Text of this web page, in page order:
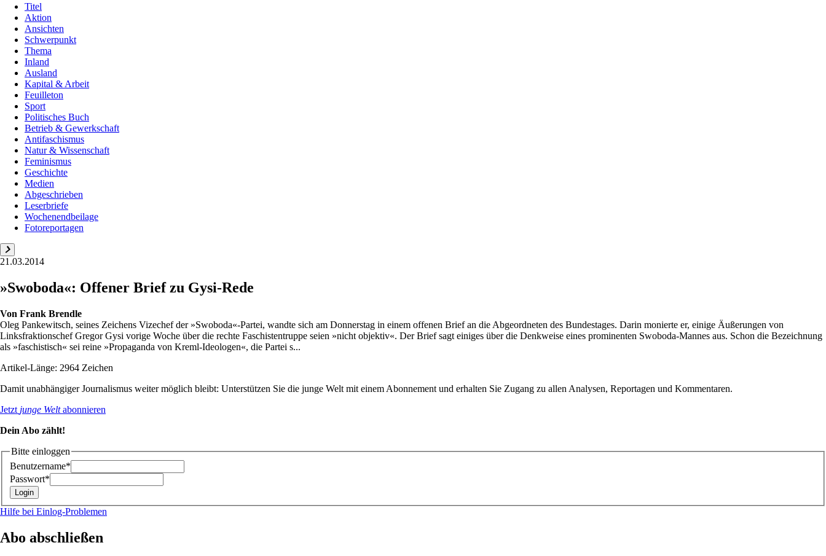
Titel
Aktion
Ansichten
Schwerpunkt
Thema
Inland
Ausland
Kapital & Arbeit
Feuilleton
Sport
Politisches Buch
Betrieb & Gewerkschaft
Antifaschismus
Natur & Wissenschaft
Feminismus
Geschichte
Medien
Abgeschrieben
Leserbriefe
Wochenendbeilage
Fotoreportagen
21.03.2014
»Swoboda«: Offener Brief zu Gysi-Rede
Von Frank Brendle
Oleg Pankewitsch, seines Zeichens Vizechef der »Swoboda«-Partei, wandte sich am Donnerstag in einem offenen Brief an die Abgeordneten des Bundestages. Darin monierte er, einige Äußerungen von
Linksfraktionschef Gregor Gysi vorige Woche über die rechte Faschistentruppe seien »nicht objektiv«. Der Brief sagt einiges über die Denkweise eines prominenten Swoboda-Mannes aus. Schon die Bezeichnung
als »faschistisch« sei reine »Propaganda von Kreml-Ideologen«, die Partei s...
Artikel-Länge: 2964 Zeichen
Damit unabhängiger Journalismus weiter möglich bleibt: Unterstützen Sie die junge Welt mit einem Abonnement und erhalten Sie Zugang zu allen Analysen, Reportagen und Kommentaren.
Jetzt junge Weltabonnieren
Dein Abo zählt!
Bitte einloggen
Benutzername*
Passwort*
Hilfe bei Einlog-Problemen
Abo abschließen